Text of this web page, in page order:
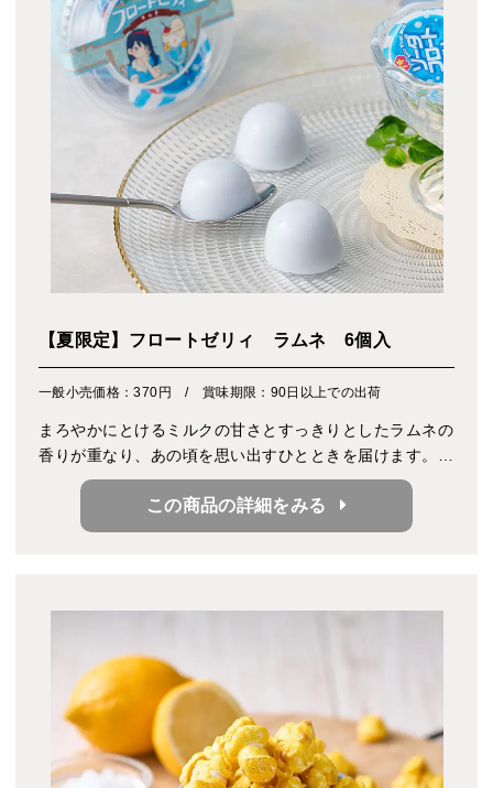
【夏限定】フロートゼリィ ラムネ 6個入
一般小売価格：370円 / 賞味期限：90日以上での出荷
まろやかにとけるミルクの甘さとすっきりとしたラムネの
香りが重なり、あの頃を思い出すひとときを届けます。涼
やかでやさしい味わいをお楽しみください。
この商品の詳細をみる